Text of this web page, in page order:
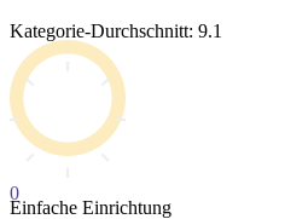
Kategorie-Durchschnitt: 9.1
0
Einfache Einrichtung